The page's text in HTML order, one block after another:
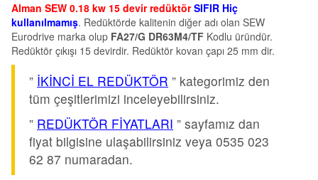
Alman SEW 0.18 kw 15 devir redüktör SIFIR Hiç
kullanılmamış. Redüktörde kalitenin diğer adı olan SEW
Eurodrive marka olup FA27/G DR63M4/TF Kodlu üründür.
Redüktör çıkışı 15 devirdir. Redüktör kovan çapı 25 mm dir.
” İKİNCİ EL REDÜKTÖR ” kategorimiz den
tüm çeşitlerimizi inceleyebilirsiniz.
” REDÜKTÖR FİYATLARI ” sayfamız dan
fiyat bilgisine ulaşabilirsiniz veya 0535 023
62 87 numaradan.